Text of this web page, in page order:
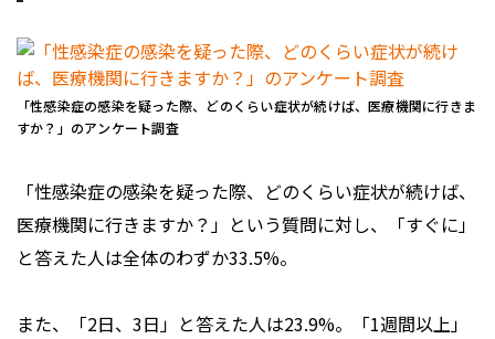
「性感染症の感染を疑った際、どのくらい症状が続けば、医療機関に行きま
すか？」のアンケート調査
「性感染症の感染を疑った際、どのくらい症状が続けば、
医療機関に行きますか？」という質問に対し、「すぐに」
と答えた人は全体のわずか33.5%。
また、「2日、3日」と答えた人は23.9%。「1週間以上」